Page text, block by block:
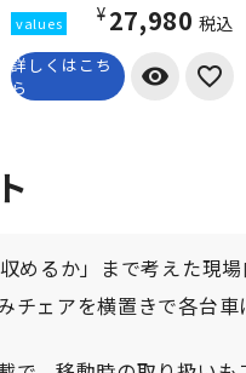
¥27,980 税込
詳しくはこち
ら
visibility
めるか」まで考えた現場
チェアを横置きで各台